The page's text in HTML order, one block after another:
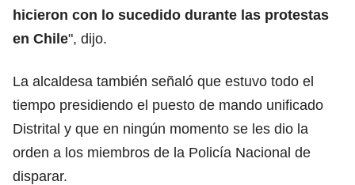
hicieron con lo sucedido durante las protestas
en Chile", dijo.
La alcaldesa también señaló que estuvo todo el
tiempo presidiendo el puesto de mando unificado
Distrital y que en ningún momento se les dio la
orden a los miembros de la Policía Nacional de
disparar.